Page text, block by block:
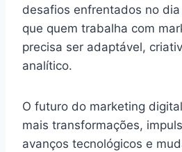
desafios enfrentados no
que quem trabalha com
precisa ser adaptável,
analítico.
O futuro do marketing
mais transformações,
avanços tecnológicos e